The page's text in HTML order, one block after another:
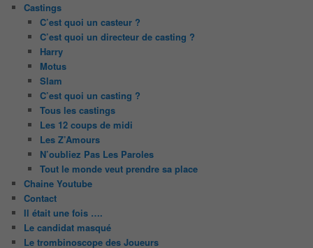
Castings
C’est quoi un casteur ?
C’est quoi un directeur de casting ?
Harry
Motus
Slam
C’est quoi un casting ?
Tous les castings
Les 12 coups de midi
Les Z’Amours
N’oubliez Pas Les Paroles
Tout le monde veut prendre sa place
Chaine Youtube
Contact
Il était une fois ….
Le candidat masqué
Le trombinoscope des Joueurs